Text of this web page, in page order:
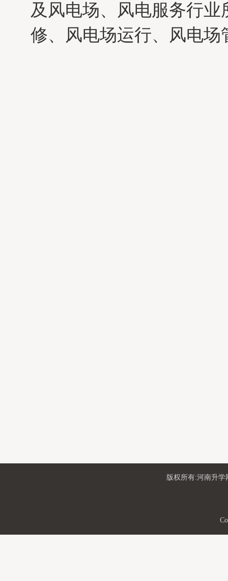
及风电场、风电服务行
修、风电场运行、风电场
版权所有:河南升